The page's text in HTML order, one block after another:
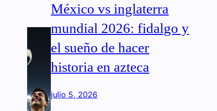
México vs inglaterra
mundial 2026: fidalgo y
el sueño de hacer
historia en azteca
julio 5, 2026